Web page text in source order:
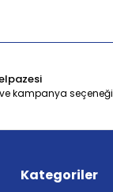
kampanya seçeneği
Kategoriler